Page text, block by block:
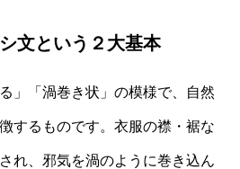
文という２大基本
」「渦巻き状」の模様で、自然
するものです。衣服の襟・裾な
れ、邪気を渦のように巻き込ん